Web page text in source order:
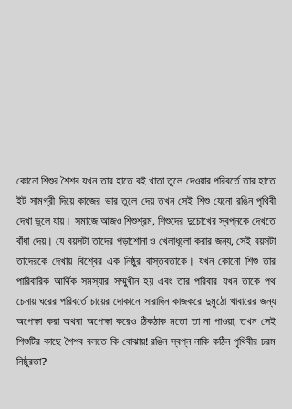
কোনো শিশুর শৈশব যখন তার হাতে বই খাতা তুলে দেওয়ার পরিবর্তে তার হাতে
ইট সামগ্রী দিয়ে কাজের ভার তুলে দেয় তখন সেই শিশু যেনো রঙিন পৃথিবী
দেখা ভুলে যায়। সমাজে আজও শিশুশ্রম, শিশুদের দুচোখের স্বপ্নকে দেখতে
বাঁধা দেয়। যে বয়সটা তাদের পড়াশোনা ও খেলাধূলো করার জন্য, সেই বয়সটা
তাদেরকে দেখায় বিশ্বের এক নিষ্ঠুর বাস্তবতাকে। যখন কোনো শিশু তার
পারিবারিক আর্থিক সমস্যার সম্মুখীন হয় এবং তার পরিবার যখন তাকে পথ
চেনায় ঘরের পরিবর্তে চায়ের দোকানে সারাদিন কাজকরে দুমুঠো খাবারের জন্য
অপেক্ষা করা অথবা অপেক্ষা করেও ঠিকঠাক মতো তা না পাওয়া, তখন সেই
শিশুটির কাছে শৈশব বলতে কি বোঝায়! রঙিন স্বপ্ন নাকি কঠিন পৃথিবীর চরম
নিষ্ঠুরতা?